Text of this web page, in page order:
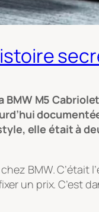
M5
elle était à
BMW.
un prix. C’est